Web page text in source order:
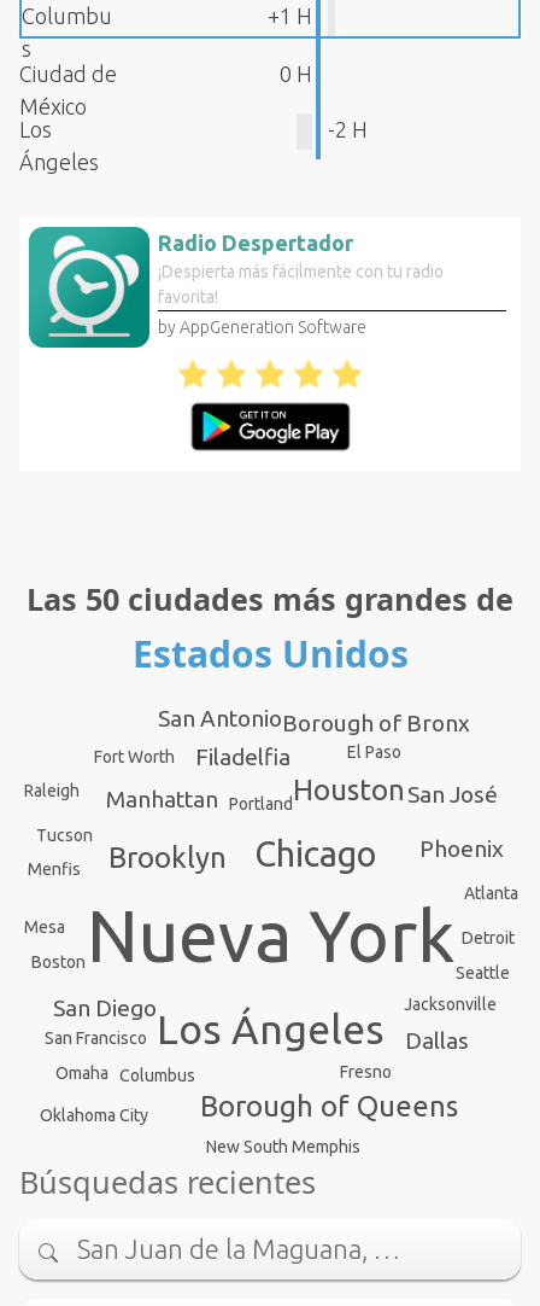
Columbu
s
+1 H
Ciudad de
México
0 H
Los
Ángeles
-2 H
Radio Despertador
¡Despierta más fácilmente con tu radio
favorita!
by AppGeneration Software
Las 50 ciudades más grandes de
Estados Unidos
Nueva York
Los Ángeles
Chicago
Brooklyn
Houston
Borough of Queens
Filadelfia
Phoenix
Manhattan
San Antonio
San Diego
Borough of Bronx
Dallas
San José
Jacksonville
San Francisco
Columbus
Fort Worth
Seattle
El Paso
Detroit
Boston
Menfis
New South Memphis
Portland
Oklahoma City
Tucson
Fresno
Mesa
Atlanta
Raleigh
Omaha
Búsquedas recientes
San Juan de la Maguana, …